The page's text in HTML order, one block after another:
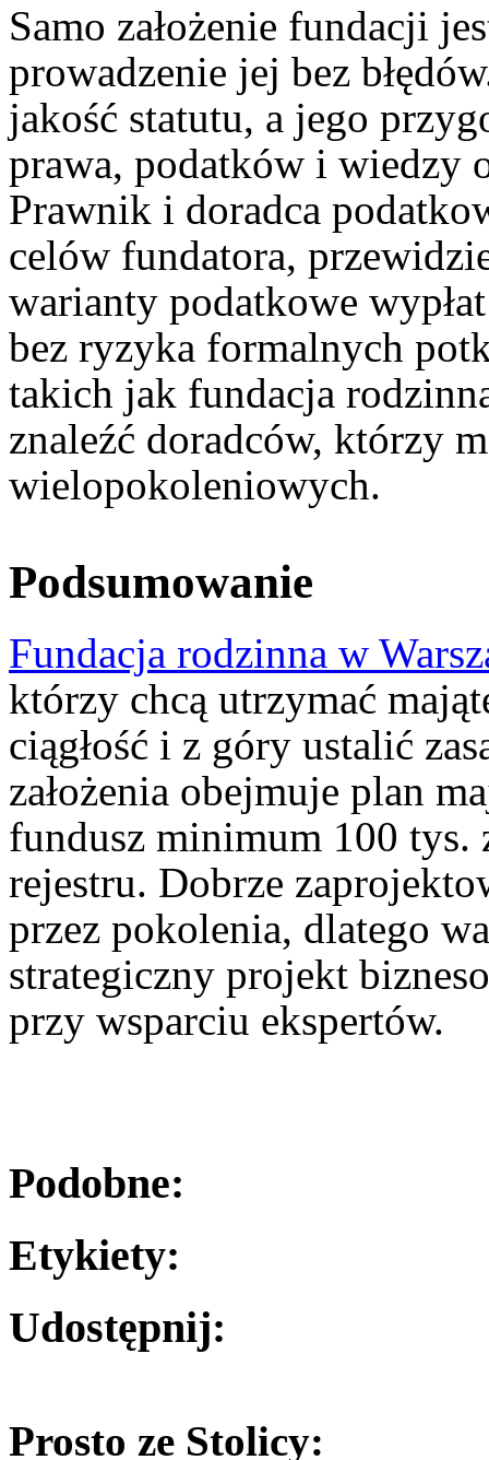
Samo założenie fundacji
prowadzenie jej bez
jakość statutu, a jego
prawa, podatków i wiedzy
Prawnik i doradca
celów fundatora,
warianty podatkowe
bez ryzyka formalnych
takich jak fundacja
znaleźć doradców, którzy
wielopokoleniowych.
Podsumowanie
Fundacja rodzinna w
którzy chcą utrzymać
ciągłość i z góry ustalić
założenia obejmuje plan
fundusz minimum 100 tys.
rejestru. Dobrze
przez pokolenia, dlatego
strategiczny projekt
przy wsparciu ekspertów.
Podobne:
Etykiety:
Udostępnij:
Prosto ze Stolicy: